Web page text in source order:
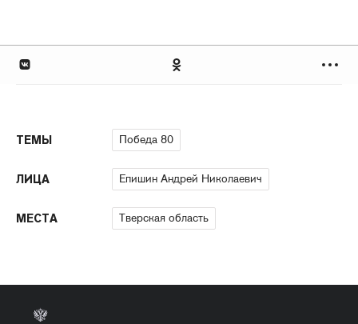
ТЕМЫ Победа 80
ЛИЦА Епишин Андрей Николаевич
МЕСТА Тверская область